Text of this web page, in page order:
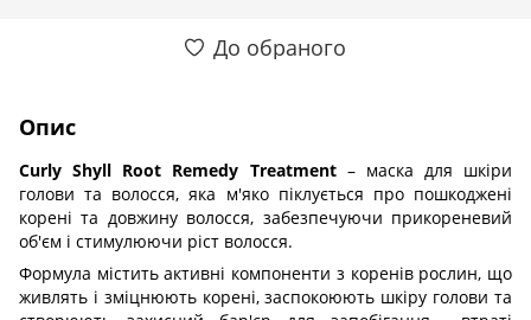
До обраного
Опис
Curly Shyll Root Remedy Treatment – маска для шкіри
голови та волосся, яка м'яко піклується про пошкоджені
корені та довжину волосся, забезпечуючи прикореневий
об'єм і стимулюючи ріст волосся.
Формула містить активні компоненти з коренів рослин, що
живлять і зміцнюють корені, заспокоюють шкіру голови та